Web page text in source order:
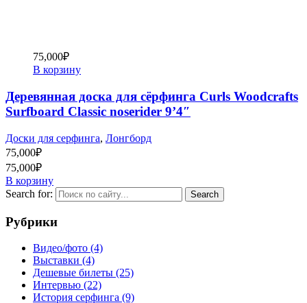
75,000₽
В корзину
Деревянная доска для сёрфинга Curls Woodcrafts
Surfboard Classic noserider 9’4″
Доски для серфинга, Лонгборд
75,000₽
75,000₽
В корзину
Search for:
Рубрики
Видео/фото (4)
Выставки (4)
Дешевые билеты (25)
Интервью (22)
История серфинга (9)